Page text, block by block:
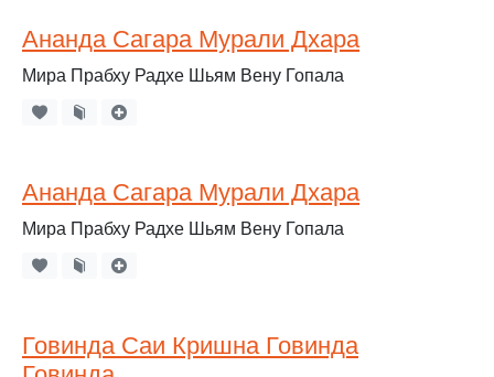
Ананда Сагара Мурали Дхара
Мира Прабху Радхе Шьям Вену Гопала
Ананда Сагара Мурали Дхара
Мира Прабху Радхе Шьям Вену Гопала
Говинда Саи Кришна Говинда